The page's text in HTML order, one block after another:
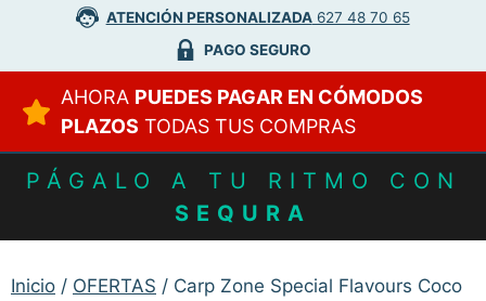
ATENCIÓN PERSONALIZADA627 48 70 65
PAGO SEGURO
AHORA PUEDES PAGAR EN CÓMODOS
PLAZOS TODAS TUS COMPRAS
PÁGALO A TU RITMO CON
SEQURA
Inicio / OFERTAS / Carp Zone Special Flavours Coco